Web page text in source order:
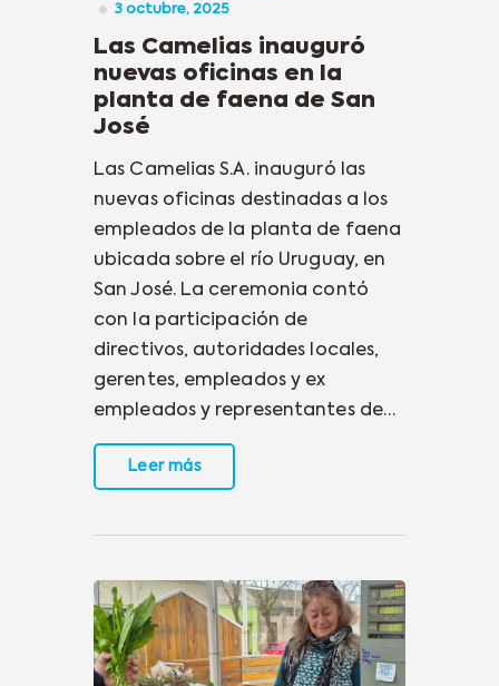
3 octubre, 2025
Las Camelias inauguró
nuevas oficinas en la
planta de faena de San
José
Las Camelias S.A. inauguró las
nuevas oficinas destinadas a los
empleados de la planta de faena
ubicada sobre el río Uruguay, en
San José. La ceremonia contó
con la participación de
directivos, autoridades locales,
gerentes, empleados y ex
empleados y representantes de…
Leer más